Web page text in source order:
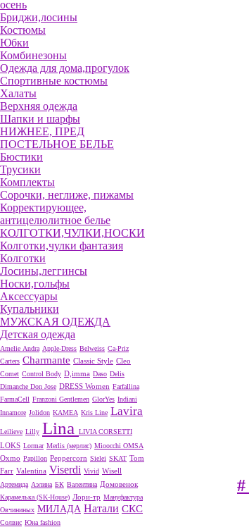
осень
Бриджи,лосины
Костюмы
Юбки
Комбинезоны
Одежда для дома,прогулок
Спортивные костюмы
Халаты
Верхняя одежда
Шапки и шарфы
НИЖНЕЕ, ПРЕД
ПОСТЕЛЬНОЕ БЕЛЬЕ
Бюстики
Трусики
Комплекты
Сорочки, неглиже, пижамы
Корректирующее,
антицелюлитное белье
КОЛГОТКИ,ЧУЛКИ,НОСКИ
Колготки,чулки фантазия
Колготки
Лосины,леггинсы
Носки,гольфы
Аксессуары
Купальники
МУЖСКАЯ ОДЕЖДА
Детская одежда
Amelie Andra Apple-Dress Belweiss Ca-Priz
Carters Charmante Classic Style Cleo
Comet Control Body D,imma Daso Delis
Dimanche Don Jose DRESS Women Farfallina
FarmaCell Franzoni Gentlemen GlorYes Indiani
Innamore Jolidon KAMEA Kris Line Lavira
Leilieve Lilly Lina LIVIA CORSETTI
LOKS Lormar Merlis (мерлис) Mioocchi OMSA
Oxmo Papillon Peppercorn Sielei SKAT Tom
Farr Valentina Viserdi Vivid Wisell
Артемида Аэлина БК Валентина Домовенок
Карамелька (SK-House) Лори-тр Мануфактура
Овчининых МИЛАДА Натали СКС
Солвис Юна fashion